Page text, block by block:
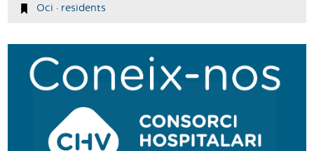
Oci · residents